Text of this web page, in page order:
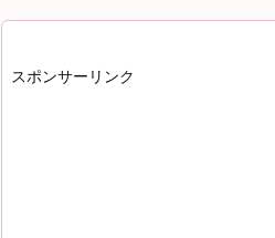
スポンサーリンク